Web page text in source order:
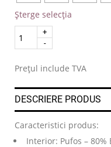
Șterge selecția
Quantity
Prețul include TVA
DESCRIERE PRODUS
Caracteristici produs:
Interior: Pufos – 80%